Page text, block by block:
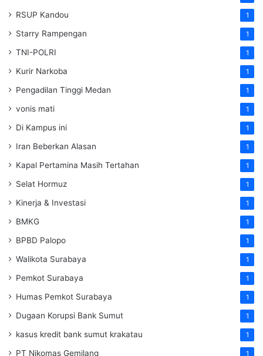
RSUP Kandou 1
Starry Rampengan 1
TNI-POLRI 1
Kurir Narkoba 1
Pengadilan Tinggi Medan 1
vonis mati 1
Di Kampus ini 1
Iran Beberkan Alasan 1
Kapal Pertamina Masih Tertahan 1
Selat Hormuz 1
Kinerja & Investasi 1
BMKG 1
BPBD Palopo 1
Walikota Surabaya 1
Pemkot Surabaya 1
Humas Pemkot Surabaya 1
Dugaan Korupsi Bank Sumut 1
kasus kredit bank sumut krakatau 1
PT Nikomas Gemilang 1